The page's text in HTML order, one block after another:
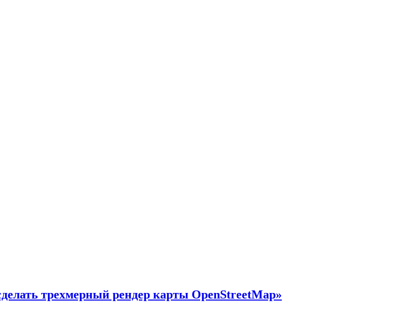
трехмерный рендер карты OpenStreetMap»